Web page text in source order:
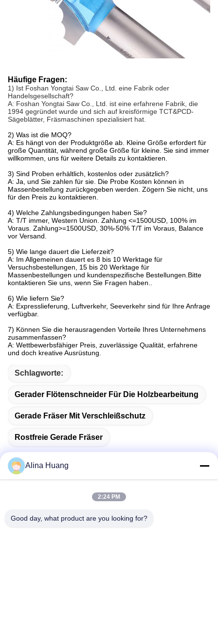
Häufige Fragen:
1) Ist Foshan Yongtai Saw Co., Ltd. eine Fabrik oder
Handelsgesellschaft?
A: Foshan Yongtai Saw Co., Ltd. ist eine erfahrene Fabrik, die
1994 gegründet wurde und sich auf kreisförmige TCT&PCD-
Sägeblätter, Fräsmaschinen spezialisiert hat.
2) Was ist die MOQ?
A: Es hängt von der Produktgröße ab. Kleine Größe erfordert für
große Quantität, während große Größe für kleine. Sie sind immer
willkommen, uns für weitere Details zu kontaktieren.
3) Sind Proben erhältlich, kostenlos oder zusätzlich?
A: Ja, und Sie zahlen für sie. Die Probe Kosten können in
Massenbestellung zurückgegeben werden. Zögern Sie nicht, uns
für den Preis zu kontaktieren.
4) Welche Zahlungsbedingungen haben Sie?
A: T/T immer, Western Union. Zahlung <=1500USD, 100% im
Voraus. Zahlung>=1500USD, 30%-50% T/T im Voraus, Balance
vor Versand.
5) Wie lange dauert die Lieferzeit?
A: Im Allgemeinen dauert es 8 bis 10 Werktage für
Versuchsbestellungen, 15 bis 20 Werktage für
Massenbestellungen und kundenspezifische Bestellungen.Bitte
kontaktieren Sie uns, wenn Sie Fragen haben..
6) Wie liefern Sie?
A: Expresslieferung, Luftverkehr, Seeverkehr sind für Ihre Anfrage
verfügbar.
7) Können Sie die herausragenden Vorteile Ihres Unternehmens
zusammenfassen?
A: Wettbewerbsfähiger Preis, zuverlässige Qualität, erfahrene
und doch kreative Ausrüstung.
Schlagworte:
Gerader Flötenschneider Für Die Holzbearbeitung
Gerade Fräser Mit Verschleißschutz
Rostfreie Gerade Fräser
Schnelle Kontaktaufnahme
Anschrift
Alina Huang
2:24 PM
Good day, what product are you looking for?